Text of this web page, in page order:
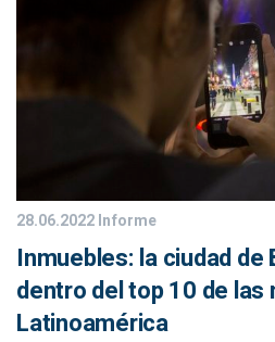
28.06.2022Informe
Inmuebles: la ciudad de
dentro del top 10 de las
Latinoamérica